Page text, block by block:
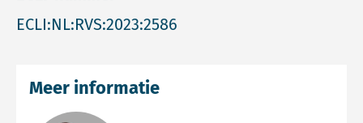
ECLI:NL:RVS:2023:2586
Meer informatie